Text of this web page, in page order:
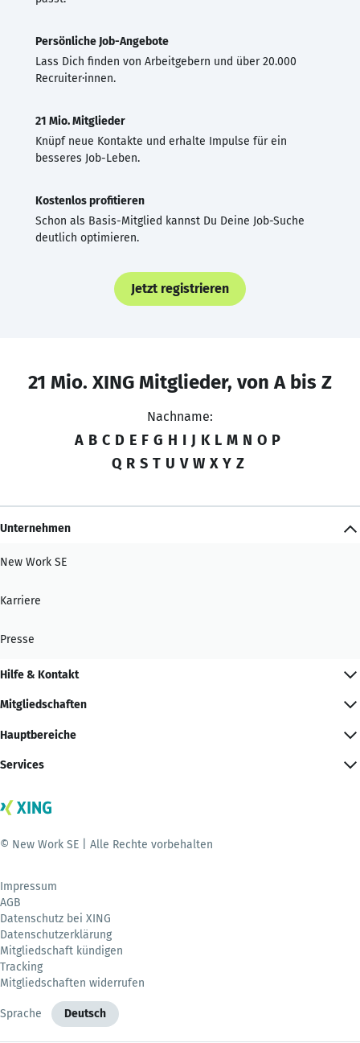
Persönliche Job-Angebote
Lass Dich finden von Arbeitgebern und über 20.000
Recruiter·innen.
21 Mio. Mitglieder
Knüpf neue Kontakte und erhalte Impulse für ein
besseres Job-Leben.
Kostenlos profitieren
Schon als Basis-Mitglied kannst Du Deine Job-Suche
deutlich optimieren.
Jetzt registrieren
21 Mio. XING Mitglieder, von A bis Z
Nachname:
A B C D E F G H I J K L M N O P
Q R S T U V W X Y Z
Unternehmen
New Work SE
Karriere
Presse
Hilfe & Kontakt
Mitgliedschaften
Hauptbereiche
Services
© New Work SE | Alle Rechte vorbehalten
Impressum
AGB
Datenschutz bei XING
Datenschutzerklärung
Mitgliedschaft kündigen
Tracking
Mitgliedschaften widerrufen
Sprache Deutsch